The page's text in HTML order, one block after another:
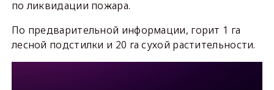
по ликвидации пожара.
По предварительной информации, горит 1 га
лесной подстилки и 20 га сухой растительности.